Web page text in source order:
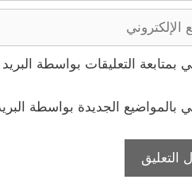
بمتابعة التعليقات بواسطة البريد
بالمواضيع الجديدة بواسطة